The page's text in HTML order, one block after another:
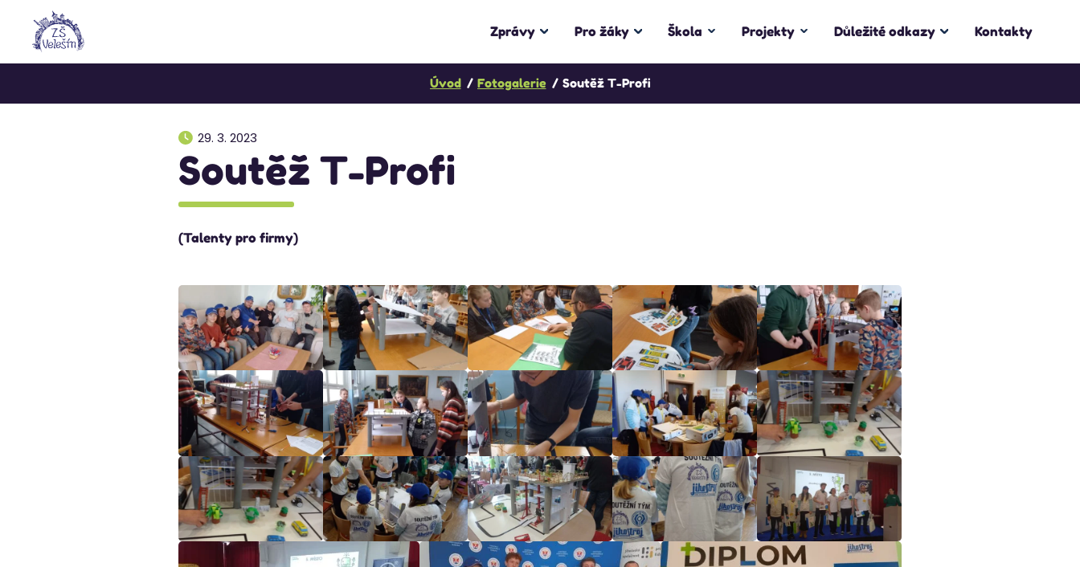
Zprávy Pro žáky Škola Projekty Důležité odkazy Kontakty
Úvod Fotogalerie Soutěž T-Profi
29. 3. 2023
Soutěž T-Profi
(Talenty pro firmy)